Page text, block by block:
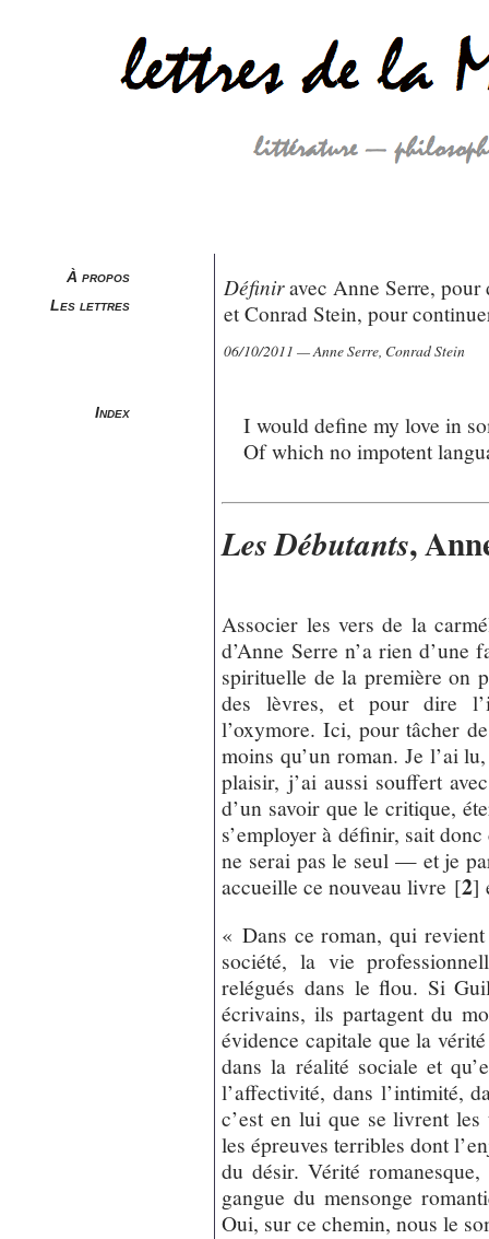
À propos
Les lettres
Index
Définiravec Anne Serre, pour
et Conrad Stein, pour
06/10/2011 — Anne Serre, Conrad Stein
I would define my love in
Of which no impotent
Les Débutants,
Associer les vers de la
d’Anne Serre n’a rien
spirituelle de la première on
des lèvres, et pour dire
l’oxymore. Ici, pour tâcher
moins qu’un roman. Je l’ai
plaisir, j’ai aussi souffert
d’un savoir que le critique,
s’employer à définir, sait
ne serai pas le seul — et je
accueille ce nouveau livre [2]
« Dans ce roman, qui
société, la vie
relégués dans le flou. Si
écrivains, ils partagent du
évidence capitale que la
dans la réalité sociale et
l’affectivité, dans l’intimité,
c’est en lui que se livrent les
les épreuves terribles dont
du désir. Vérité
gangue du mensonge
Oui, sur ce chemin, nous le